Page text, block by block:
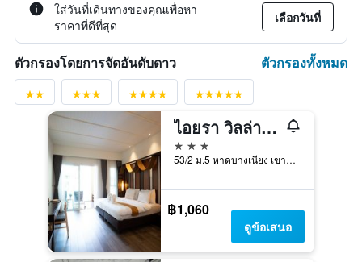
ใส่วันที่เดินทางของคุณเพื่อหา
ราคาที่ดีที่สุด
เลือกวันที่
ตัวกรองโดยการจัดอันดับดาว ตัวกรองทั้งหมด
ไอยรา วิลล่าเขาหลัก
3 ดาว
53/2 ม.5 หาดบางเนียง เขาหลัก, เขาหลัก, ประเทศไทย
฿1,060
ดูข้อเสนอ